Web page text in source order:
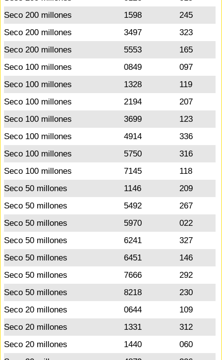
Seco 200 millones
1598
245
Seco 200 millones
3497
323
Seco 200 millones
5553
165
Seco 100 millones
0849
097
Seco 100 millones
1328
119
Seco 100 millones
2194
207
Seco 100 millones
3699
123
Seco 100 millones
4914
336
Seco 100 millones
5750
316
Seco 100 millones
7145
118
Seco 50 millones
1146
209
Seco 50 millones
5492
267
Seco 50 millones
5970
022
Seco 50 millones
6241
327
Seco 50 millones
6451
146
Seco 50 millones
7666
292
Seco 50 millones
8218
230
Seco 20 millones
0644
109
Seco 20 millones
1331
312
Seco 20 millones
1440
060